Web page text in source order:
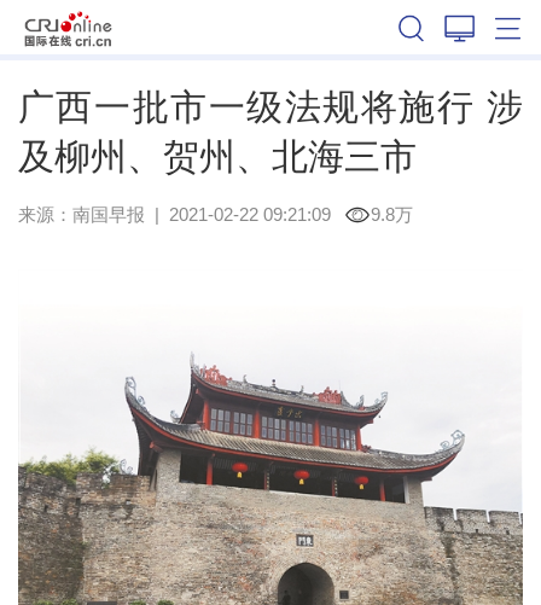
广西一批市一级法规将施行 涉
及柳州、贺州、北海三市
来源： 南国早报 | 2021-02-22 09:21:09 9.8万